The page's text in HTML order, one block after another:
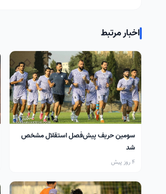
اخبار مرتبط
سومین حریف پیش‌فصل استقلال مشخص
شد
4 روز پیش